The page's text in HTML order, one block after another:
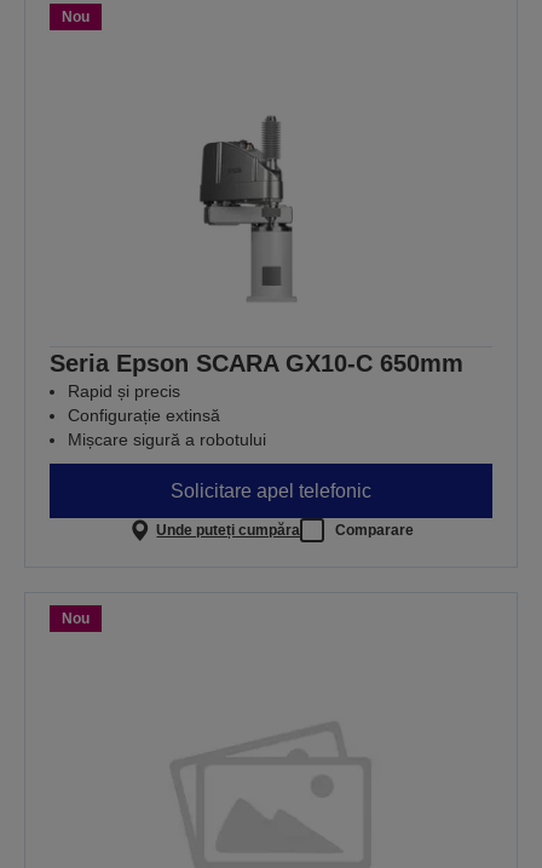
Nou
Seria Epson SCARA GX10-C 650mm
Rapid și precis
Configurație extinsă
Mișcare sigură a robotului
Solicitare apel telefonic
Unde puteți cumpăra Comparare
Nou